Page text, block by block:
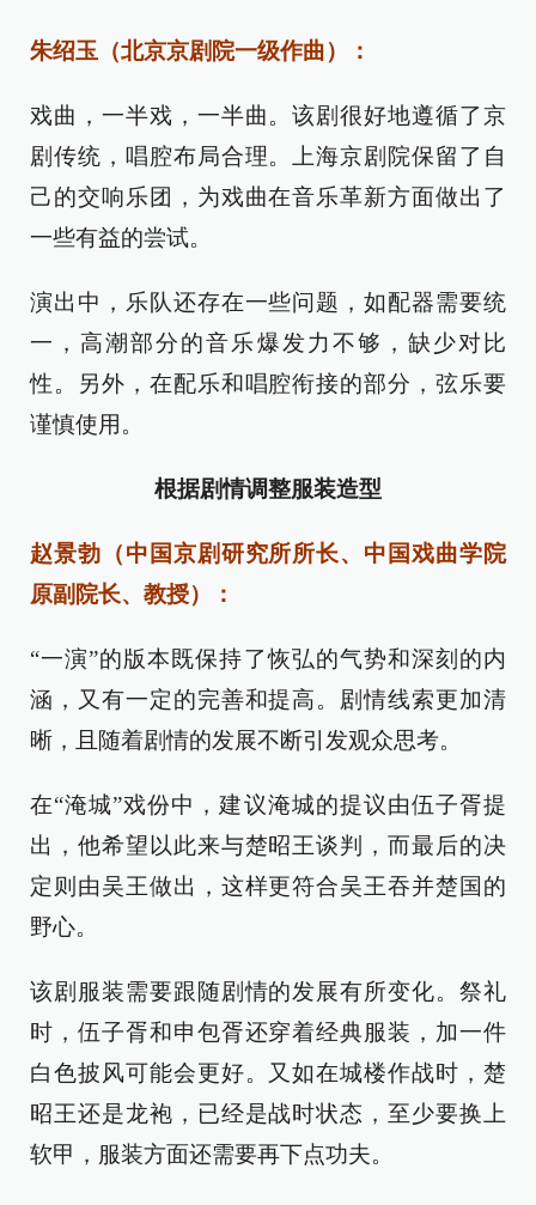
朱绍玉（北京京剧院一级作曲）：
戏曲，一半戏，一半曲。该剧很好地遵循了京
剧传统，唱腔布局合理。上海京剧院保留了自
己的交响乐团，为戏曲在音乐革新方面做出了
一些有益的尝试。
演出中，乐队还存在一些问题，如配器需要统
一，高潮部分的音乐爆发力不够，缺少对比
性。另外，在配乐和唱腔衔接的部分，弦乐要
谨慎使用。
根据剧情调整服装造型
赵景勃（中国京剧研究所所长、中国戏曲学院
原副院长、教授）：
“一演”的版本既保持了恢弘的气势和深刻的内
涵，又有一定的完善和提高。剧情线索更加清
晰，且随着剧情的发展不断引发观众思考。
在“淹城”戏份中，建议淹城的提议由伍子胥提
出，他希望以此来与楚昭王谈判，而最后的决
定则由吴王做出，这样更符合吴王吞并楚国的
野心。
该剧服装需要跟随剧情的发展有所变化。祭礼
时，伍子胥和申包胥还穿着经典服装，加一件
白色披风可能会更好。又如在城楼作战时，楚
昭王还是龙袍，已经是战时状态，至少要换上
软甲，服装方面还需要再下点功夫。